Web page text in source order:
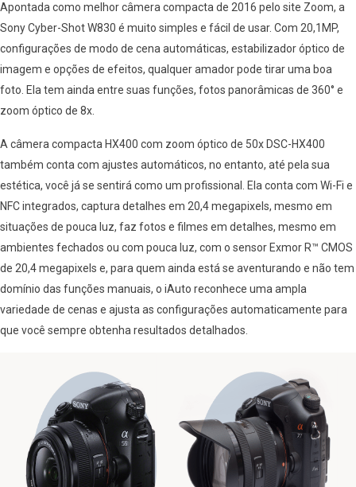
Apontada como melhor câmera compacta de 2016 pelo site Zoom, a
Sony Cyber-Shot W830 é muito simples e fácil de usar. Com 20,1MP,
configurações de modo de cena automáticas, estabilizador óptico de
imagem e opções de efeitos, qualquer amador pode tirar uma boa
foto. Ela tem ainda entre suas funções, fotos panorâmicas de 360° e
zoom óptico de 8x.
A câmera compacta HX400 com zoom óptico de 50x DSC-HX400
também conta com ajustes automáticos, no entanto, até pela sua
estética, você já se sentirá como um profissional. Ela conta com Wi-Fi e
NFC integrados, captura detalhes em 20,4 megapixels, mesmo em
situações de pouca luz, faz fotos e filmes em detalhes, mesmo em
ambientes fechados ou com pouca luz, com o sensor Exmor R™ CMOS
de 20,4 megapixels e, para quem ainda está se aventurando e não tem
domínio das funções manuais, o iAuto reconhece uma ampla
variedade de cenas e ajusta as configurações automaticamente para
que você sempre obtenha resultados detalhados.